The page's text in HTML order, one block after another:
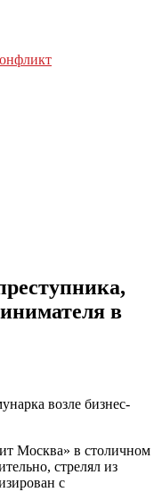
в
возле бизнес-
Москва» в столичном
стрелял из
с